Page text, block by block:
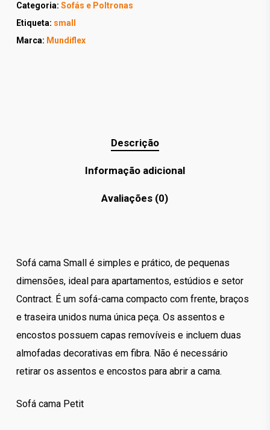
Categoria: Sofás e Poltronas
Etiqueta: small
Marca: Mundiflex
Descrição
Informação adicional
Avaliações (0)
Sofá cama Small é simples e prático, de pequenas
dimensões, ideal para apartamentos, estúdios e setor
Contract. É um sofá-cama compacto com frente, braços
e traseira unidos numa única peça. Os assentos e
encostos possuem capas removíveis e incluem duas
almofadas decorativas em fibra. Não é necessário
retirar os assentos e encostos para abrir a cama.
Sofá cama Petit